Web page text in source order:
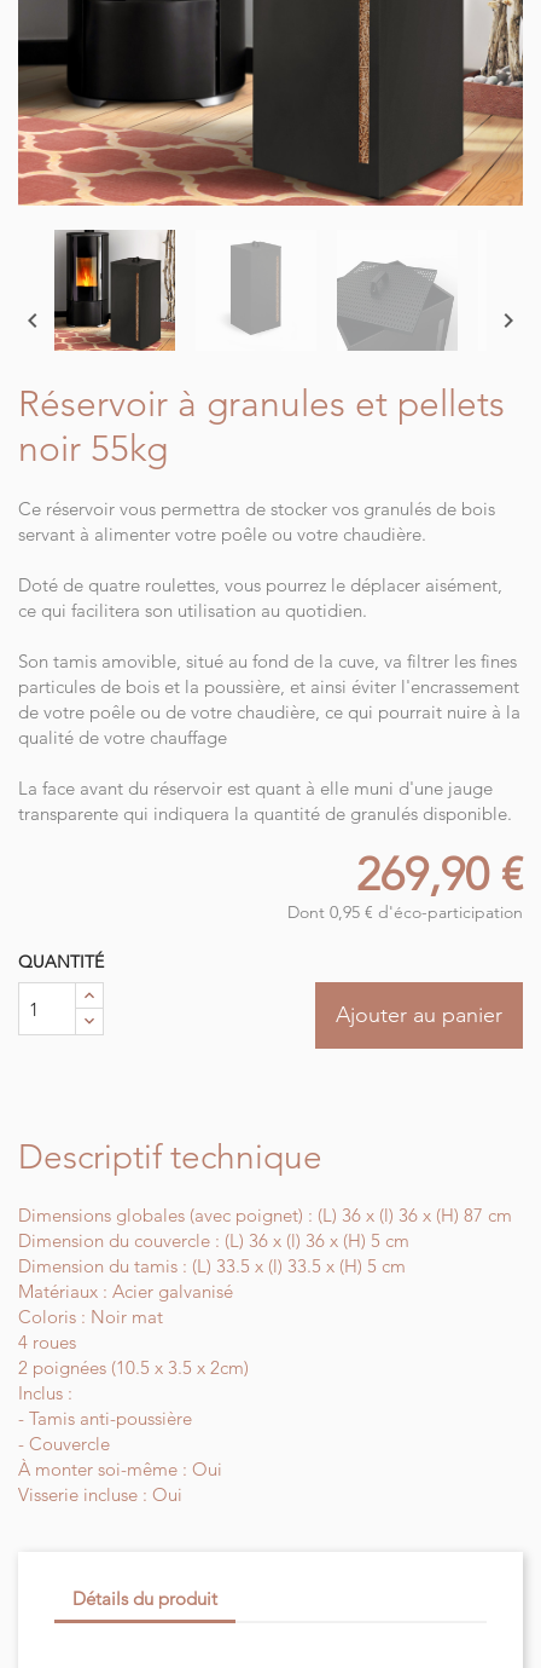
 
Réservoir à granules et pellets
noir 55kg
Ce réservoir vous permettra de stocker vos granulés de bois
servant à alimenter votre poêle ou votre chaudière.
Doté de quatre roulettes, vous pourrez le déplacer aisément,
ce qui facilitera son utilisation au quotidien.
Son tamis amovible, situé au fond de la cuve, va filtrer les fines
particules de bois et la poussière, et ainsi éviter l'encrassement
de votre poêle ou de votre chaudière, ce qui pourrait nuire à la
qualité de votre chauffage
La face avant du réservoir est quant à elle muni d'une jauge
transparente qui indiquera la quantité de granulés disponible.
269,90 €
Dont 0,95 € d'éco-participation
QUANTITÉ
Ajouter au panier
Descriptif technique
Dimensions globales (avec poignet) : (L) 36 x (l) 36 x (H) 87 cm
Dimension du couvercle : (L) 36 x (l) 36 x (H) 5 cm
Dimension du tamis : (L) 33.5 x (l) 33.5 x (H) 5 cm
Matériaux : Acier galvanisé
Coloris : Noir mat
4 roues
2 poignées (10.5 x 3.5 x 2cm)
Inclus :
- Tamis anti-poussière
- Couvercle
À monter soi-même : Oui
Visserie incluse : Oui
Détails du produit